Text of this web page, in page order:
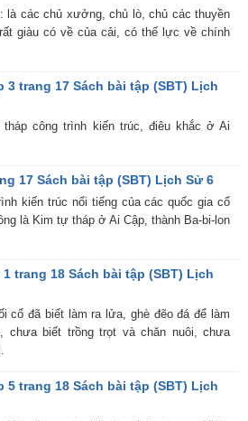
là các chủ xưởng, chủ lò, chủ các thuyền
giàu có về của cải, có thế lực về chính
3 trang 17 Sách bài tập (SBT) Lịch
tháp công trình kiến trúc, điêu khắc ở Ai
17 Sách bài tập (SBT) Lịch Sử 6
kiến trúc nổi tiếng của các quốc gia cổ
là Kim tự tháp ở Ai Cập, thành Ba-bi-lon
1 trang 18 Sách bài tập (SBT) Lịch
cổ đã biết làm ra lửa, ghè đẽo đá để làm
chưa biết trồng trọt và chăn nuôi, chưa
5 trang 18 Sách bài tập (SBT) Lịch